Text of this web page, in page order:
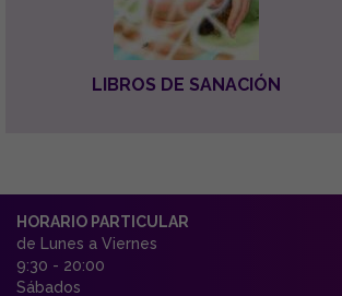
LIBROS DE SANACIÓN
HORARIO PARTICULAR
de Lunes a Viernes
9:30 - 20:00
Sábados